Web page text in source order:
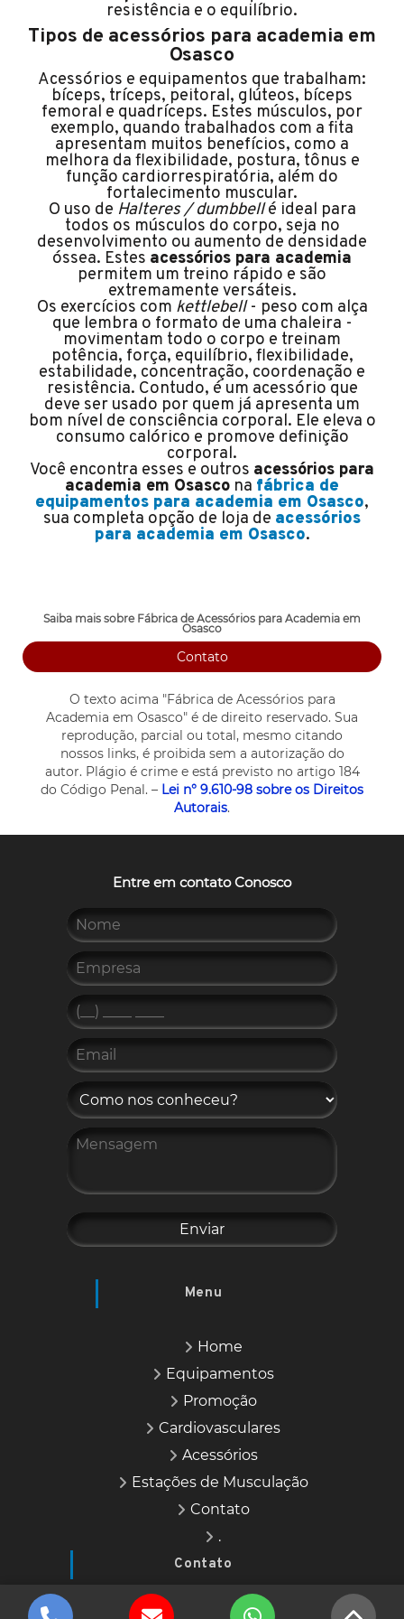
resistência e o equilíbrio.
Tipos de acessórios para academia em
Osasco
Acessórios e equipamentos que trabalham:
bíceps, tríceps, peitoral, glúteos, bíceps
femoral e quadríceps. Estes músculos, por
exemplo, quando trabalhados com a fita
apresentam muitos benefícios, como a
melhora da flexibilidade, postura, tônus e
função cardiorrespiratória, além do
fortalecimento muscular.
O uso de Halteres / dumbbellé ideal para
todos os músculos do corpo, seja no
desenvolvimento ou aumento de densidade
óssea. Estes acessórios para academia
permitem um treino rápido e são
extremamente versáteis.
Os exercícios com kettlebell- peso com alça
que lembra o formato de uma chaleira -
movimentam todo o corpo e treinam
potência, força, equilíbrio, flexibilidade,
estabilidade, concentração, coordenação e
resistência. Contudo, é um acessório que
deve ser usado por quem já apresenta um
bom nível de consciência corporal. Ele eleva o
consumo calórico e promove definição
corporal.
Você encontra esses e outros acessórios para
academia em Osasco na fábrica de
equipamentos para academia em Osasco,
sua completa opção de loja de acessórios
para academia em Osasco.
Saiba mais sobre Fábrica de Acessórios para Academia em
Osasco
Contato
O texto acima "Fábrica de Acessórios para
Academia em Osasco" é de direito reservado. Sua
reprodução, parcial ou total, mesmo citando
nossos links, é proibida sem a autorização do
autor. Plágio é crime e está previsto no artigo 184
do Código Penal. – Lei n° 9.610-98 sobre os Direitos
Autorais.
Entre em contato Conosco
Menu
Home
Equipamentos
Promoção
Cardiovasculares
Acessórios
Estações de Musculação
Contato
.
Contato